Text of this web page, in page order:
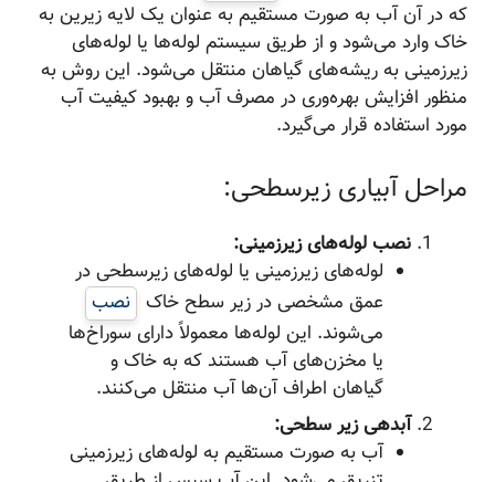
که در آن آب به صورت مستقیم به عنوان یک لایه زیرین به
خاک وارد می‌شود و از طریق سیستم لوله‌ها یا لوله‌های
زیرزمینی به ریشه‌های گیاهان منتقل می‌شود. این روش به
منظور افزایش بهره‌وری در مصرف آب و بهبود کیفیت آب
مورد استفاده قرار می‌گیرد.
مراحل آبیاری زیرسطحی:
نصب لوله‌های زیرزمینی:
لوله‌های زیرزمینی یا لوله‌های زیرسطحی در
عمق مشخصی در زیر سطح خاک نصب
می‌شوند. این لوله‌ها معمولاً دارای سوراخ‌ها
یا مخزن‌های آب هستند که به خاک و
گیاهان اطراف آن‌ها آب منتقل می‌کنند.
آبدهی زیر سطحی:
آب به صورت مستقیم به لوله‌های زیرزمینی